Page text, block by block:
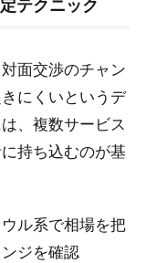
テクニック
面交渉のチャン
にくいというデ
、複数サービス
持ち込むのが基
ル系で相場を把
ジを確認